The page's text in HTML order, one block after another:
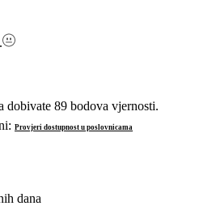
dobivate 89 bodova vjernosti.
Provjeri dostupnost u poslovnicama
dana